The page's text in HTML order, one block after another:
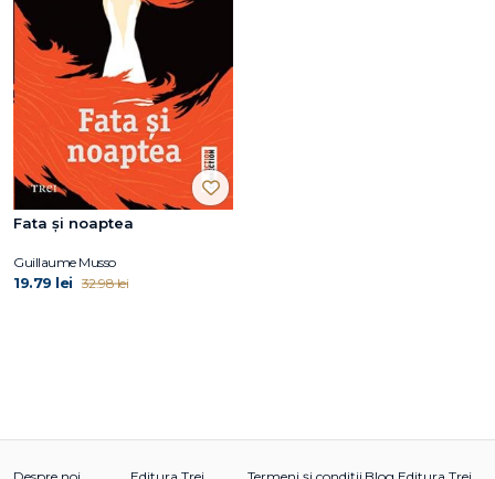
Fata și noaptea
Guillaume Musso
19.79 lei 32.98 lei